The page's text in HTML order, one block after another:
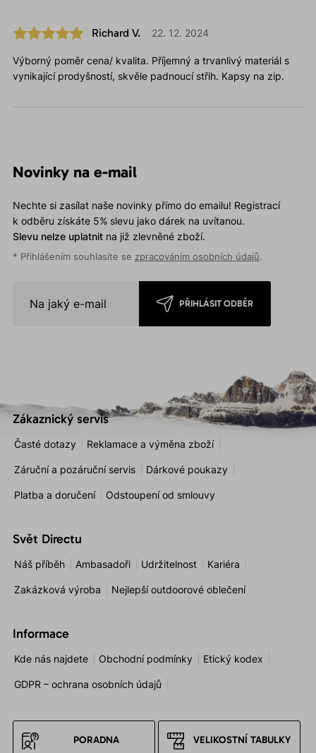
Richard V. 22. 12. 2024
Výborný poměr cena/ kvalita. Příjemný a trvanlivý materiál s
vynikající prodyšností, skvěle padnoucí střih. Kapsy na zip.
Novinky na e-mail
Nechte si zasílat naše novinky přímo do emailu! Registrací
k odběru získáte 5% slevu jako dárek na uvítanou.
Slevu nelze uplatnitna již zlevněné zboží.
* Přihlášením souhlasíte se zpracováním osobních údajů.
PŘIHLÁSIT ODBĚR
Zákaznický servis
Časté dotazy Reklamace a výměna zboží
Záruční a pozáruční servis Dárkové poukazy
Platba a doručení Odstoupení od smlouvy
Svět Directu
Náš příběh Ambasadoři Udržitelnost Kariéra
Zakázková výroba Nejlepší outdoorové oblečení
Informace
Kde nás najdete Obchodní podmínky Etický kodex
GDPR – ochrana osobních údajů
PORADNA VELIKOSTNÍ TABULKY